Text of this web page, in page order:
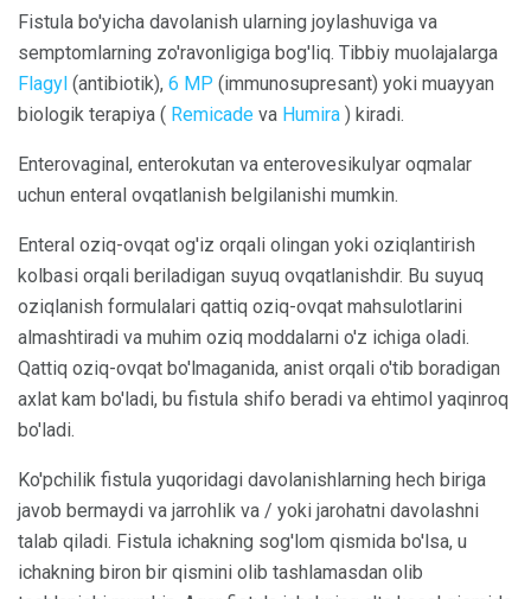
Fistula bo'yicha davolanish ularning joylashuviga va
semptomlarning zo'ravonligiga bog'liq. Tibbiy muolajalarga
Flagyl (antibiotik), 6 MP (immunosupresant) yoki muayyan
biologik terapiya ( Remicade va Humira ) kiradi.
Enterovaginal, enterokutan va enterovesikulyar oqmalar
uchun enteral ovqatlanish belgilanishi mumkin.
Enteral oziq-ovqat og'iz orqali olingan yoki oziqlantirish
kolbasi orqali beriladigan suyuq ovqatlanishdir. Bu suyuq
oziqlanish formulalari qattiq oziq-ovqat mahsulotlarini
almashtiradi va muhim oziq moddalarni o'z ichiga oladi.
Qattiq oziq-ovqat bo'lmaganida, anist orqali o'tib boradigan
axlat kam bo'ladi, bu fistula shifo beradi va ehtimol yaqinroq
bo'ladi.
Ko'pchilik fistula yuqoridagi davolanishlarning hech biriga
javob bermaydi va jarrohlik va / yoki jarohatni davolashni
talab qiladi. Fistula ichakning sog'lom qismida bo'lsa, u
ichakning biron bir qismini olib tashlamasdan olib